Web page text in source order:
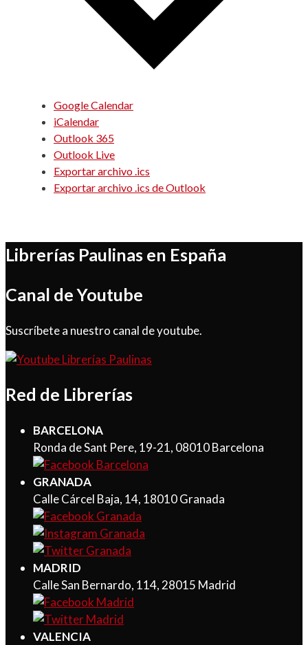
Google Calendar
iCalendar
Outlook 365
Outlook Live
Exportar archivo .ics
Exportar archivo .ics de Outlook
Librerías Paulinas en España
Canal de Youtube
Suscríbete a nuestro canal de youtube.
Red de Librerías
BARCELONA
Ronda de Sant Pere, 19-21, 08010 Barcelona
GRANADA
Calle Cárcel Baja, 14, 18010 Granada
MADRID
Calle San Bernardo, 114, 28015 Madrid
VALENCIA